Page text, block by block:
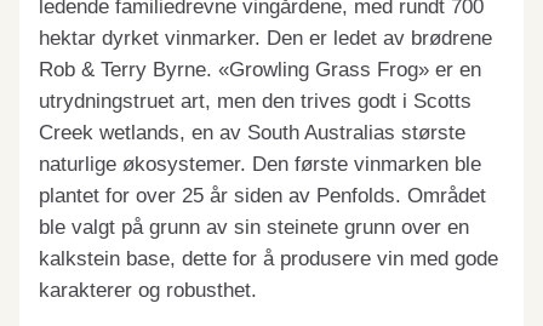
ledende familiedrevne vingårdene, med rundt 700
hektar dyrket vinmarker. Den er ledet av brødrene
Rob & Terry Byrne. «Growling Grass Frog» er en
utrydningstruet art, men den trives godt i Scotts
Creek wetlands, en av South Australias største
naturlige økosystemer. Den første vinmarken ble
plantet for over 25 år siden av Penfolds. Området
ble valgt på grunn av sin steinete grunn over en
kalkstein base, dette for å produsere vin med gode
karakterer og robusthet.